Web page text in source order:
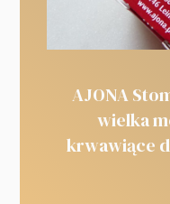
AJONA
wielka
krwawiące